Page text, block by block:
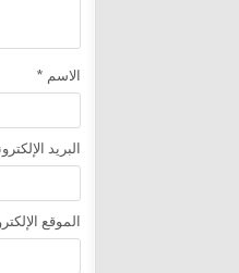
الاسم *
البريد
الموقع